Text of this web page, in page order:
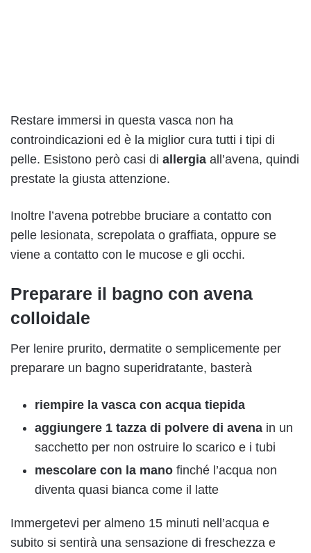
Restare immersi in questa vasca non ha
controindicazioni ed è la miglior cura tutti i tipi di
pelle. Esistono però casi di allergia all’avena, quindi
prestate la giusta attenzione.
Inoltre l’avena potrebbe bruciare a contatto con
pelle lesionata, screpolata o graffiata, oppure se
viene a contatto con le mucose e gli occhi.
Preparare il bagno con avena
colloidale
Per lenire prurito, dermatite o semplicemente per
preparare un bagno superidratante, basterà
riempire la vasca con acqua tiepida
aggiungere 1 tazza di polvere di avena in un
sacchetto per non ostruire lo scarico e i tubi
mescolare con la mano finché l’acqua non
diventa quasi bianca come il latte
Immergetevi per almeno 15 minuti nell’acqua e
subito si sentirà una sensazione di freschezza e